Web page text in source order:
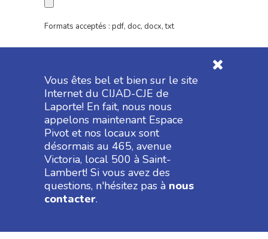
Vous êtes bel et bien sur le site
Internet du CIJAD-CJE de
Laporte! En fait, nous nous
appelons maintenant Espace
Pivot et nos locaux sont
désormais au 465, avenue
Victoria, local 500 à Saint-
Lambert! Si vous avez des
questions, n'hésitez pas à nous
contacter.
Formats acceptés : pdf, doc, docx, txt